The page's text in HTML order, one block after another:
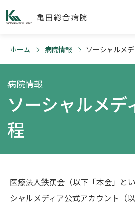
亀田総合病院
ホーム 病院情報 ソーシャルメ
病院情報
ソーシャルメデ
程
医療法人鉄蕉会（以下「本会」と
シャルメディア公式アカウント（